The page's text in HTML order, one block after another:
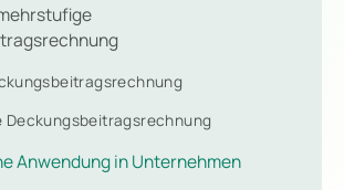
Deckungsbeitragsrechnung
Anwendung in Unternehmen